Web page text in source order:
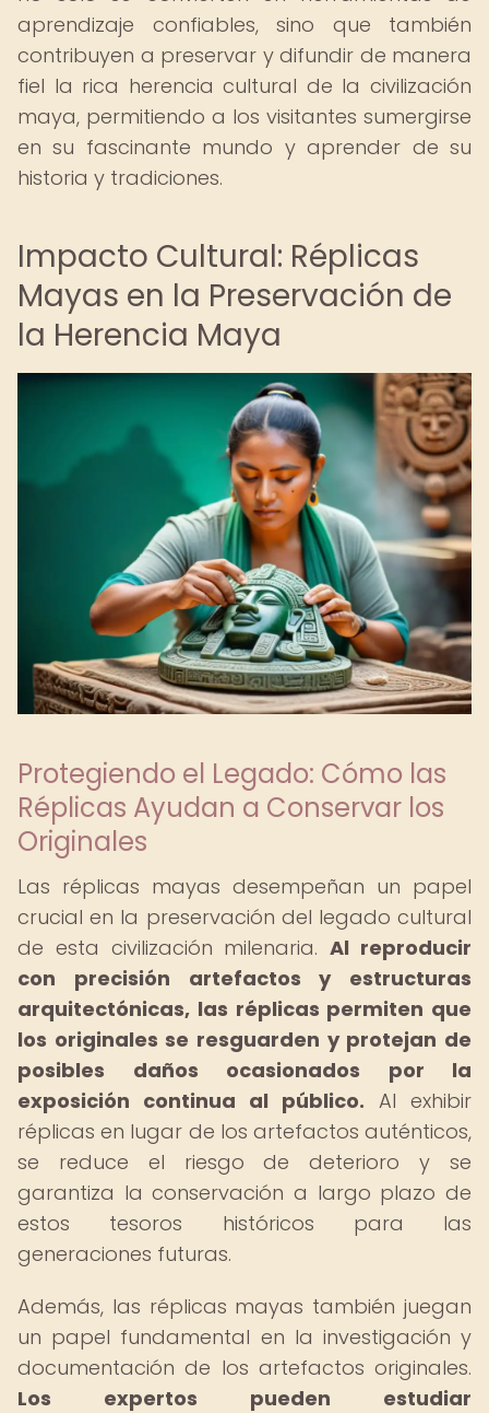
aprendizaje confiables, sino que también
contribuyen a preservar y difundir de manera
fiel la rica herencia cultural de la civilización
maya, permitiendo a los visitantes sumergirse
en su fascinante mundo y aprender de su
historia y tradiciones.
Impacto Cultural: Réplicas
Mayas en la Preservación de
la Herencia Maya
Protegiendo el Legado: Cómo las
Réplicas Ayudan a Conservar los
Originales
Las réplicas mayas desempeñan un papel
crucial en la preservación del legado cultural
de esta civilización milenaria.Al reproducir
con precisión artefactos y estructuras
arquitectónicas, las réplicas permiten que
los originales se resguarden y protejan de
posibles daños ocasionados por la
exposición continua al público. Al exhibir
réplicas en lugar de los artefactos auténticos,
se reduce el riesgo de deterioro y se
garantiza la conservación a largo plazo de
estos tesoros históricos para las
generaciones futuras.
Además, las réplicas mayas también juegan
un papel fundamental en la investigación y
documentación de los artefactos originales.
Los expertos pueden estudiar